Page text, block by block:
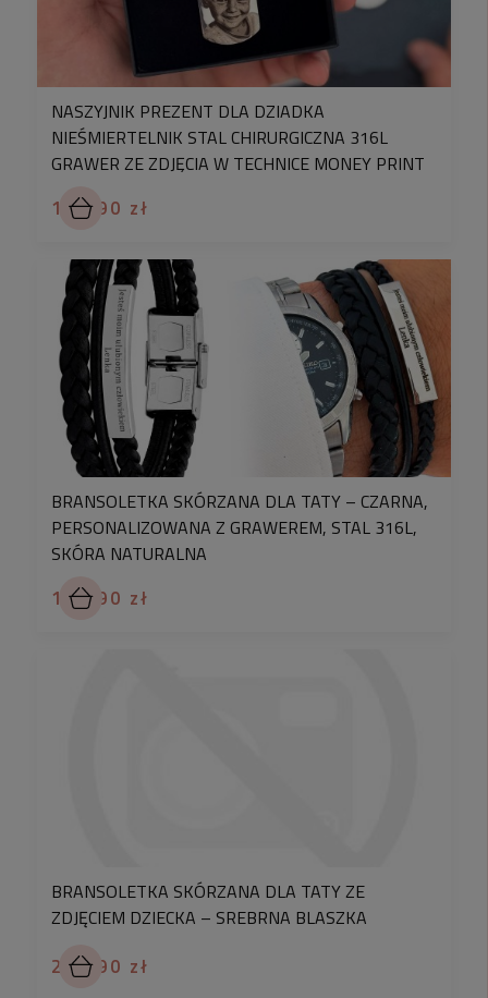
zrównoważonego zarządzania leśnictwa. To
pudełko nie tylko stanowi elegancką ozdobę, ale
także jest wyrazem troski o środowisko. Dzięki
niemu, wręczając brelok, możesz uczynić ten gest
jeszcze bardziej wyjątkowym dla bliskiej osoby.
NASZYJNIK PREZENT DLA DZIADKA
NIEŚMIERTELNIK STAL CHIRURGICZNA 316L
GRAWER ZE ZDJĘCIA W TECHNICE MONEY PRINT
159,90 zł
BRANSOLETKA SKÓRZANA DLA TATY – CZARNA,
PERSONALIZOWANA Z GRAWEREM, STAL 316L,
SKÓRA NATURALNA
174,90 zł
BRANSOLETKA SKÓRZANA DLA TATY ZE
ZDJĘCIEM DZIECKA – SREBRNA BLASZKA
219,90 zł